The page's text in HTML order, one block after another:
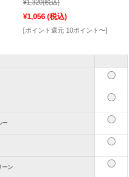
¥1,320(税込)
¥1,056 (税込)
[ポイント還元 10ポイント〜]
ー
ーン